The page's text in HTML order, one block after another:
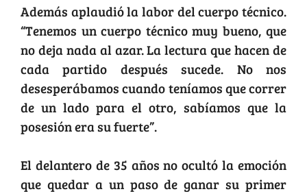
Además aplaudió la labor del cuerpo técnico.
“Tenemos un cuerpo técnico muy bueno, que
no deja nada al azar. La lectura que hacen de
cada partido después sucede. No nos
desesperábamos cuando teníamos que correr
de un lado para el otro, sabíamos que la
posesión era su fuerte”.
El delantero de 35 años no ocultó la emoción
que quedar a un paso de ganar su primer